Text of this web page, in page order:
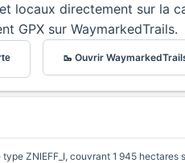
locaux directement sur la
GPX sur WaymarkedTrails.
🥾 Ouvrir
ZNIEFF_I, couvrant 1 945